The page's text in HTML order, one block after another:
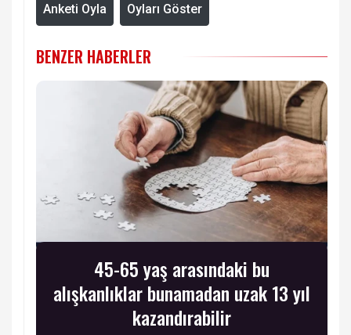
Anketi Oyla Oyları Göster
BENZER HABERLER
45-65 yaş arasındaki bu
alışkanlıklar bunamadan uzak 13 yıl
kazandırabilir